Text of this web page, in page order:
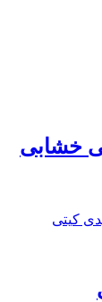
خشابی